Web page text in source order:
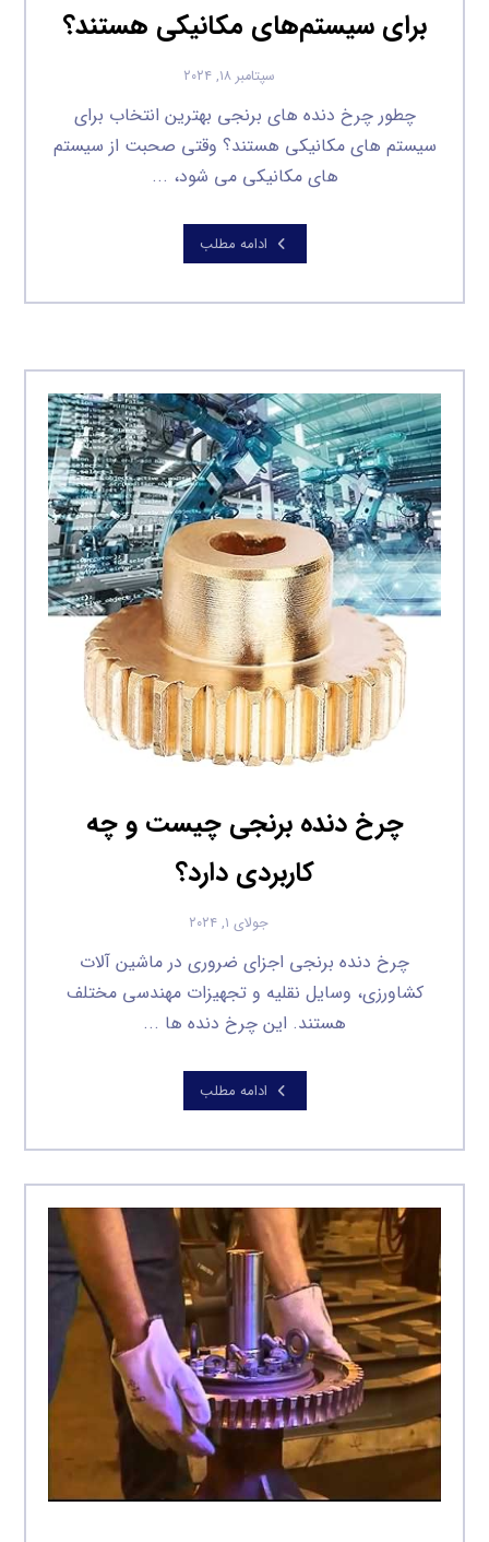
برای سیستم‌های مکانیکی هستند؟
سپتامبر ۱۸, ۲۰۲۴
چطور چرخ دنده های برنجی بهترین انتخاب برای
سیستم های مکانیکی هستند؟ وقتی صحبت از سیستم
های مکانیکی می شود، ...
ادامه مطلب
چرخ دنده برنجی چیست و چه
کاربردی دارد؟
جولای ۱, ۲۰۲۴
چرخ دنده برنجی اجزای ضروری در ماشین آلات
کشاورزی، وسایل نقلیه و تجهیزات مهندسی مختلف
هستند. این چرخ دنده ها ...
ادامه مطلب